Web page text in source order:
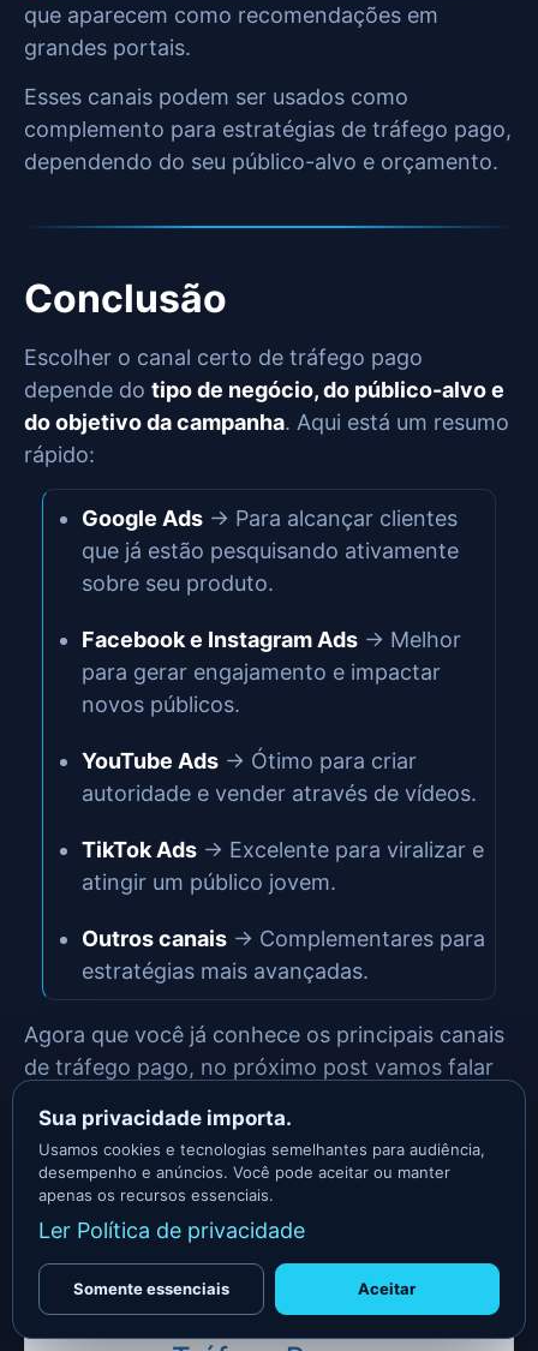
que aparecem como recomendações em
grandes portais.
Esses canais podem ser usados como
complemento para estratégias de tráfego pago,
dependendo do seu público-alvo e orçamento.
Conclusão
Escolher o canal certo de tráfego pago
depende do tipo de negócio, do público-alvo e
do objetivo da campanha. Aqui está um resumo
rápido:
Google Ads → Para alcançar clientes
que já estão pesquisando ativamente
sobre seu produto.
Facebook e Instagram Ads → Melhor
para gerar engajamento e impactar
novos públicos.
YouTube Ads → Ótimo para criar
autoridade e vender através de vídeos.
TikTok Ads → Excelente para viralizar e
atingir um público jovem.
Outros canais → Complementares para
estratégias mais avançadas.
Agora que você já conhece os principais canais
de tráfego pago, no próximo post vamos falar
para maximizar seus resultados
Se quiser aprender mais sobre marketing digital,
Digital .
Sua privacidade importa.
Usamos cookies e tecnologias semelhantes para audiência,
desempenho e anúncios. Você pode aceitar ou manter
apenas os recursos essenciais.
Ler Política de privacidade
Somente essenciais Aceitar